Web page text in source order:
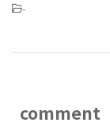
-
comment